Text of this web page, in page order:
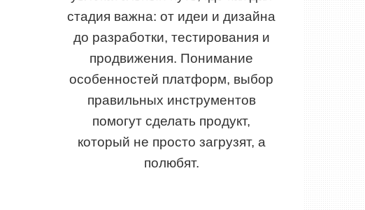
стадия важна: от идеи и дизайна
до разработки, тестирования и
продвижения. Понимание
особенностей платформ, выбор
правильных инструментов
помогут сделать продукт,
который не просто загрузят, а
полюбят.